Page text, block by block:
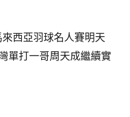
西亞羽球名人賽明天
單打一哥周天成繼續實